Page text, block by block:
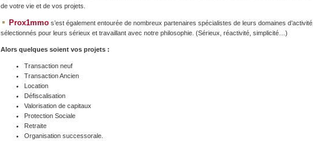
de votre vie et de vos projets.
Prox1mmo s’est également entourée de nombreux partenaires spécialistes de leurs domaines d’activité,
sélectionnés pour leurs sérieux et travaillant avec notre philosophie. (Sérieux, réactivité, simplicité…)
Alors quelques soient vos projets :
Transaction neuf
Transaction Ancien
Location
Défiscalisation
Valorisation de capitaux
Protection Sociale
Retraite
Organisation successorale.